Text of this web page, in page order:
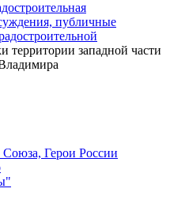
публичные
территории западной части
Герои России